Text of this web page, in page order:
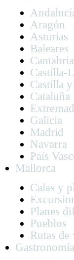
Aragón
Asturias
Baleares
Cantabria
Castilla-
Castilla
Cataluña
Galicia
Madrid
Navarra
País
Mallorca
Calas y
Planes
Pueblos
Rutas de
Gastronomía